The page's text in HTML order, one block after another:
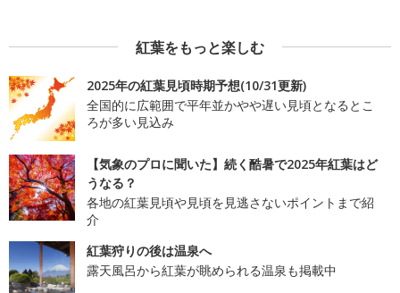
紅葉をもっと楽しむ
2025年の紅葉見頃時期予想(10/31更新)
全国的に広範囲で平年並かやや遅い見頃となるとこ
ろが多い見込み
【気象のプロに聞いた】続く酷暑で2025年紅葉はど
うなる？
各地の紅葉見頃や見頃を見逃さないポイントまで紹
介
紅葉狩りの後は温泉へ
露天風呂から紅葉が眺められる温泉も掲載中